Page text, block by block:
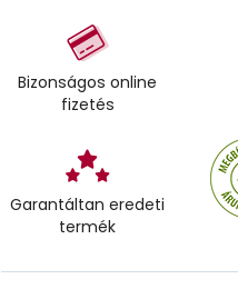
Bizonságos online
fizetés
Garantáltan eredeti
termék